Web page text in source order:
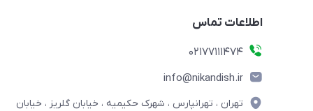
اطلاعات تماس
02177111474
info@nikandish.ir
تهران ، تهرانپارس ، شهرک حکیمیه ، خیابان گلریز ، خیابان